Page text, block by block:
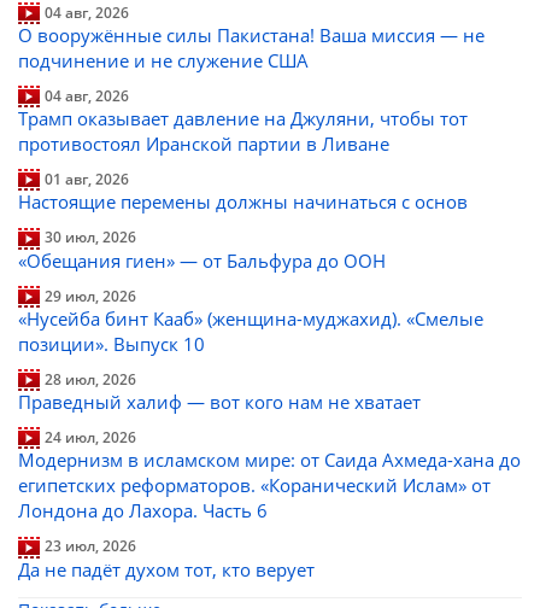
04 авг, 2026
О вооружённые силы Пакистана! Ваша миссия — не
подчинение и не служение США
04 авг, 2026
Трамп оказывает давление на Джуляни, чтобы тот
противостоял Иранской партии в Ливане
01 авг, 2026
Настоящие перемены должны начинаться с основ
30 июл, 2026
«Обещания гиен» — от Бальфура до ООН
29 июл, 2026
«Нусейба бинт Кааб» (женщина-муджахид). «Смелые
позиции». Выпуск 10
28 июл, 2026
Праведный халиф — вот кого нам не хватает
24 июл, 2026
Модернизм в исламском мире: от Саида Ахмеда-хана до
египетских реформаторов. «Коранический Ислам» от
Лондона до Лахора. Часть 6
23 июл, 2026
Да не падёт духом тот, кто верует